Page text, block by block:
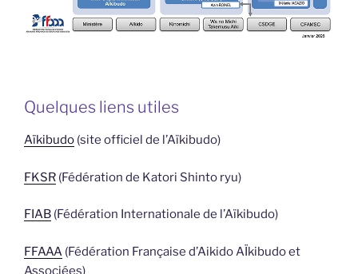
Quelques liens utiles
Aïkibudo (site officiel de l’Aïkibudo)
FKSR (Fédération de Katori Shinto ryu)
FIAB (Fédération Internationale de l’Aïkibudo)
FFAAA (Fédération Française d’Aikido AÏkibudo et
Associées)